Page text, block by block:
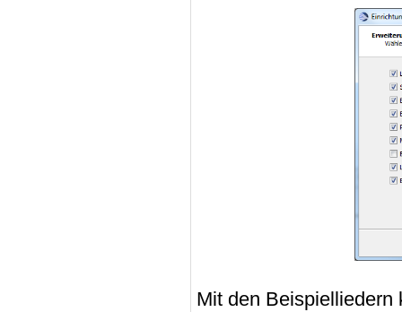
Mit den Beispielliedern